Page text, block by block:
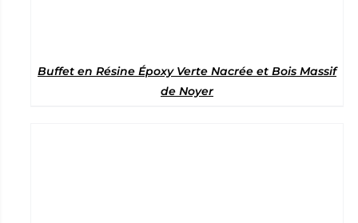
Buffet en Résine Époxy Verte Nacrée et Bois Massif
de Noyer